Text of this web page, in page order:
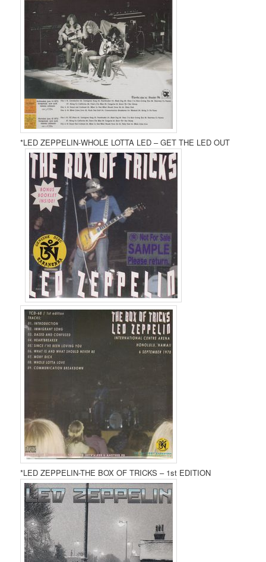
*LED ZEPPELIN-WHOLE LOTTA LED – GET THE LED OUT
*LED ZEPPELIN-THE BOX OF TRICKS – 1st EDITION